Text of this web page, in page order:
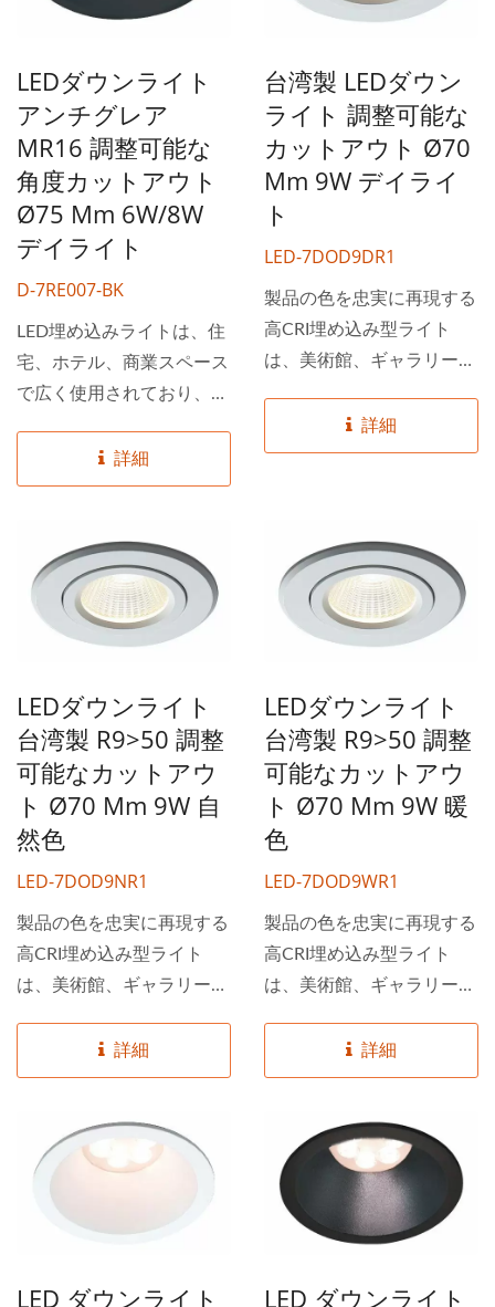
台湾のトップライティング
高品質な照明製品を提供し
ており、お客様が必要なす
べてを一箇所で見つけるこ
とができます。定期的に
5,000種類の照明器具を在
速な配送が可能です。
台湾のトップライティング
高品質な照明製品を提供し
ており、お客様が必要なす
べてを一箇所で見つけるこ
とができます。定期的に
5,000種類の照明器具を在
速な配送が可能です。
LEDダウンライト
アンチグレア
MR16 調整可能な
角度カットアウト
Ø75 Mm 6W/8W
デイライト
D-7RE007-BK
LED埋め込みライトは、住
宅、ホテル、商業スペース
で広く使用されており、特
に適しています。反射防止
設計により、これらのライ
な空間を提供し、目の疲れ
を軽減し、視認性を向上さ
せます。 DANCELiGHTは
台湾のトップライティング
高品質な照明製品を提供し
ており、お客様が必要なす
べてを一箇所で見つけるこ
とができます。定期的に
5,000種類の照明器具を在
庫しており、低MOQと迅
速な配送が可能です。
詳細
台湾製 LEDダウン
ライト 調整可能な
カットアウト Ø70
Mm 9W デイライ
ト
LED-7DOD9DR1
製品の色を忠実に再現する
高CRI埋め込み型ライト
は、美術館、ギャラリー、
ばゆさを抑え、ちらつきの
ない設計により、人々によ
認性を向上させます。
DANCELiGHTは台湾のト
ップライティングブランド
です。数千種類の高品質な
お客様が必要なすべてを一
箇所で見つけることができ
ます。定期的に5,000種類
の照明器具を在庫してお
り、低MOQと迅速な配送
が可能です。
詳細
LEDダウンライト
台湾製 R9>50 調整
可能なカットアウ
ト Ø70 Mm 9W 自
然色
LED-7DOD9NR1
製品の色を忠実に再現する
高CRI埋め込み型ライト
は、美術館、ギャラリー、
ばゆさを抑え、ちらつきの
ない設計により、人々によ
し、目の疲れを軽減し、視
認性を向上させます。
DANCELiGHTは台湾のト
ップライティングブランド
照明製品を提供しており、
詳細
LEDダウンライト
台湾製 R9>50 調整
可能なカットアウ
ト Ø70 Mm 9W 暖
色
LED-7DOD9WR1
製品の色を忠実に再現する
高CRI埋め込み型ライト
は、美術館、ギャラリー、
ばゆさを抑え、ちらつきの
ない設計により、人々によ
し、目の疲れを軽減し、視
認性を向上させます。
DANCELiGHTは台湾のト
ップライティングブランド
照明製品を提供しており、
詳細
LED ダウンライト
LED ダウンライト